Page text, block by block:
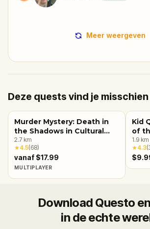
Meer weergeven
Deze quests vind je
Murder Mystery: Death in
the Shadows in Cultural
Center, Detroit
2.7 km
★4.5(68)
vanaf $17.99
MULTIPLAYER
Kid
of
1.9 km
★4.3(
Download Questo
in de echte